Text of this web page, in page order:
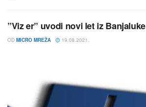
”Viz er” uvodi novi let iz Banjaluke
OD MICRO MREŽA 19.08.2021.